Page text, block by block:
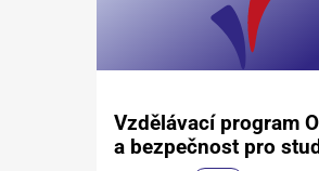
Vzdělávací program
a bezpečnost pro